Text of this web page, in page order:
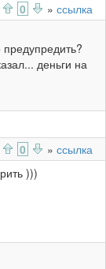
0 » ссылка
деньги на
0 » ссылка
)))